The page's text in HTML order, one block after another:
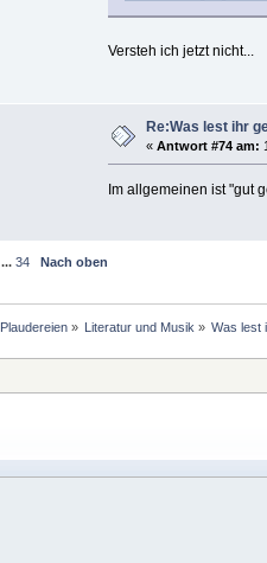
Versteh ich jetzt nicht...
Re:Was lest ihr
«Antwort #74 am:
Im allgemeinen ist "gut
...34
Nach oben
Plaudereien» Literatur und Musik » Was lest